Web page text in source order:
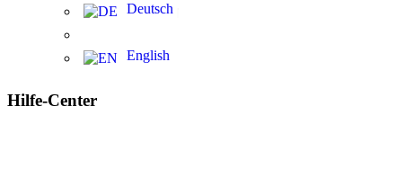
Deutsch
English
Hilfe-Center